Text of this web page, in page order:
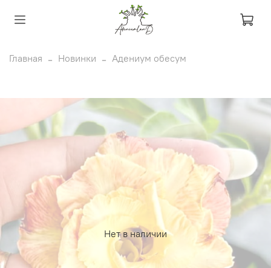
Главная Новинки Адениум обесум
Нет в наличии